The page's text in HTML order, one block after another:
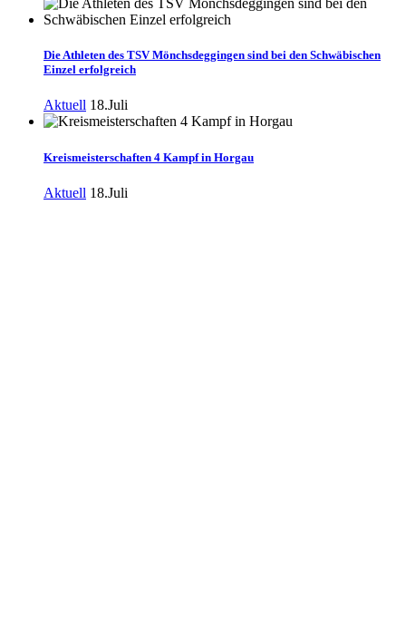
Die Athleten des TSV Mönchsdeggingen sind bei den Schwäbischen
Einzel erfolgreich
Aktuell 18.Juli
Kreismeisterschaften 4 Kampf in Horgau
Aktuell 18.Juli